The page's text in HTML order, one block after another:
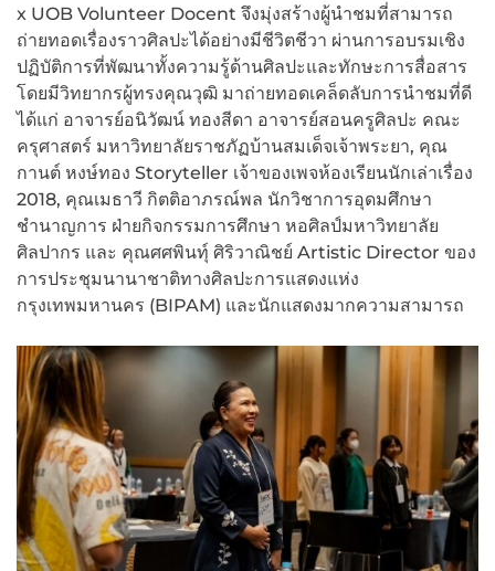
x UOB Volunteer Docent จึงมุ่งสร้างผู้นำชมที่สามารถ
ถ่ายทอดเรื่องราวศิลปะได้อย่างมีชีวิตชีวา ผ่านการอบรมเชิง
ปฏิบัติการที่พัฒนาทั้งความรู้ด้านศิลปะและทักษะการสื่อสาร
โดยมีวิทยากรผู้ทรงคุณวุฒิ มาถ่ายทอดเคล็ดลับการนำชมที่ดี
ได้แก่ อาจารย์อนิวัฒน์ ทองสีดา อาจารย์สอนครูศิลปะ คณะ
ครุศาสตร์ มหาวิทยาลัยราชภัฏบ้านสมเด็จเจ้าพระยา, คุณ
กานต์ หงษ์ทอง Storyteller เจ้าของเพจห้องเรียนนักเล่าเรื่อง
2018, คุณเมธาวี กิตติอาภรณ์พล นักวิชาการอุดมศึกษา
ชำนาญการ ฝ่ายกิจกรรมการศึกษา หอศิลป์มหาวิทยาลัย
ศิลปากร และ คุณศศพินทุ์ ศิริวาณิชย์ Artistic Director ของ
การประชุมนานาชาติทางศิลปะการแสดงแห่ง
กรุงเทพมหานคร (BIPAM) และนักแสดงมากความสามารถ